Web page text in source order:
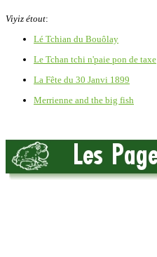
Viyiz étout:
Lé Tchian du Bouôlay
Le Tchan tchi n'paie pon de taxe
La Fête du 30 Janvi 1899
Merrienne and the big fish